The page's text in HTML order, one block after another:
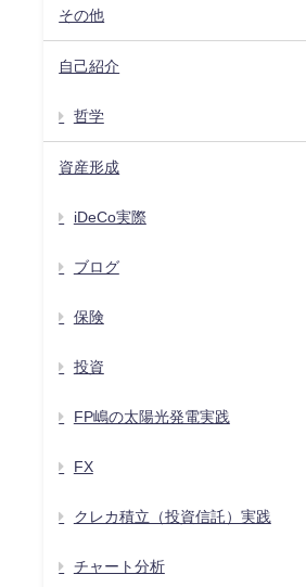
その他
自己紹介
哲学
資産形成
iDeCo実際
ブログ
保険
投資
FP嶋の太陽光発電実践
FX
クレカ積立（投資信託）実践
チャート分析